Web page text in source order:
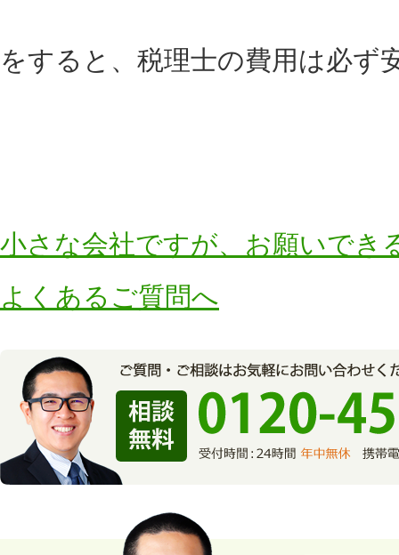
をすると、税理士の費用は必ず
小さな会社ですが、お願いでき
よくあるご質問へ